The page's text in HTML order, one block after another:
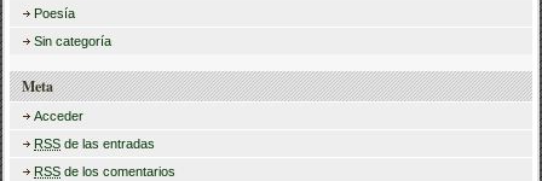
Poesía
Sin categoría
Meta
Acceder
RSS de las entradas
RSS de los comentarios